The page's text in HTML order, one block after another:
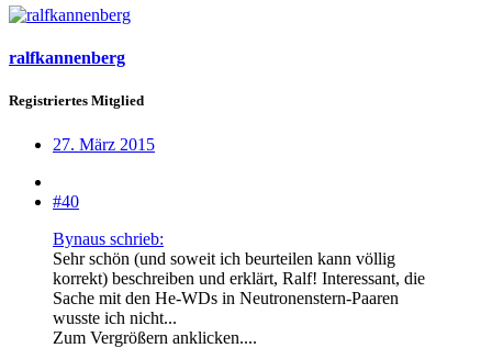
ralfkannenberg
Registriertes Mitglied
27. März 2015
#40
Bynaus schrieb:
Sehr schön (und soweit ich beurteilen kann völlig
korrekt) beschreiben und erklärt, Ralf! Interessant, die
Sache mit den He-WDs in Neutronenstern-Paaren
wusste ich nicht...
Zum Vergrößern anklicken....